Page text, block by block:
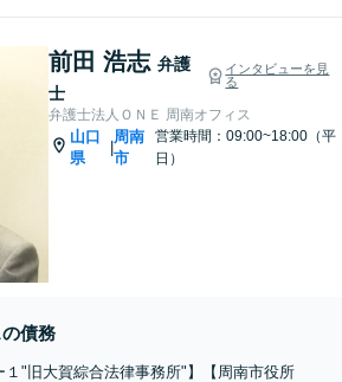
前田 浩志 弁護
士
インタビューを見
る
弁護士法人ＯＮＥ 周南オフィス
山口
県
|
周南
市
営業時間：09:00~18:00（平
日）
債務
１"旧大賀綜合法律事務所"】【周南市役所